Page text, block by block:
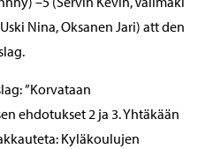
Nina, Oksanen Jari) att den
”Korvataan
ehdotukset 2 ja 3. Yhtäkään
Kyläkoulujen